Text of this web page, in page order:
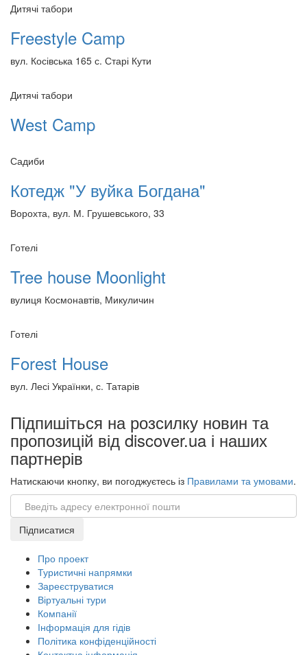
Дитячі табори
Freestyle Camp
вул. Косівська 165 с. Старі Кути
Дитячі табори
West Camp
Садиби
Котедж "У вуйка Богдана"
Ворохта, вул. М. Грушевського, 33
Готелі
Tree house Moonlight
вулиця Космонавтів, Микуличин
Готелі
Forest House
вул. Лесі Українки, с. Татарів
Підпишіться на розсилку новин та
пропозицій від discover.ua і наших
партнерів
Натискаючи кнопку, ви погоджуєтесь із Правилами та умовами.
Email
Підписатися
Про проект
Туристичні напрямки
Зареєструватися
Віртуальні тури
Компанії
Інформація для гідів
Політика конфіденційності